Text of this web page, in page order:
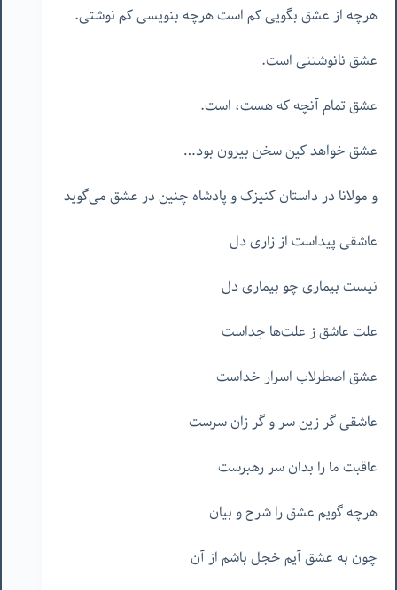
هرچه از عشق بگویی کم است هرچه بنویسی کم نوشتی.
عشق نانوشتنی است.
عشق تمام آنچه که هست، است.
عشق خواهد کین سخن بیرون بود…
و مولانا در داستان کنیزک و پادشاه چنین در عشق می‌گوید
عاشقی پیداست از زاری دل
نیست بیماری چو بیماری دل
علت عاشق ز علت‌ها جداست
عشق اصطرلاب اسرار خداست
عاشقی گر زین سر و گر زان سرست
عاقبت ما را بدان سر رهبرست
هرچه گویم عشق را شرح و بیان
چون به عشق آیم خجل باشم از آن